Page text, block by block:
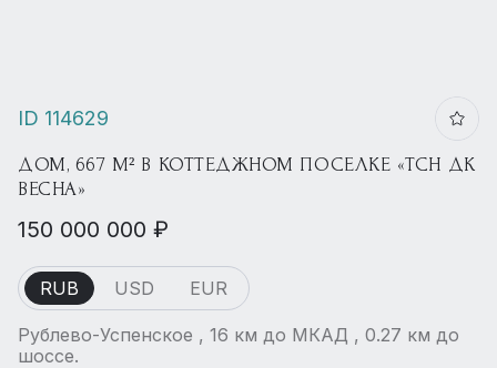
ID 114629
ДОМ, 667 М² В КОТТЕДЖНОМ ПОСЕЛКЕ «ТСН ДК
ВЕСНА»
150 000 000 ₽
RUB USD EUR
Рублево-Успенское , 16 км до МКАД , 0.27 км до
шоссе.